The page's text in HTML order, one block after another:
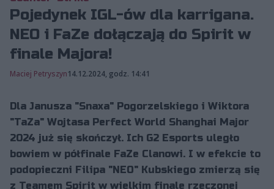
Pojedynek IGL-ów dla karrigana.
NEO i FaZe dołączają do Spirit w
finale Majora!
Maciej Petryszyn14.12.2024, godz. 14:41
Dla Janusza "Snaxa" Pogorzelskiego i Wiktora
"TaZa" Wojtasa Perfect World Shanghai Major
2024 już się skończył. Ich G2 Esports uległo
bowiem w półfinale FaZe Clanowi. I w efekcie to
podopieczni Filipa "NEO" Kubskiego zmierzą się
z Teamem Spirit w wielkim finale rzeczonej